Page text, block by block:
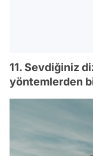
11. Sevdiğiniz
yöntemlerden